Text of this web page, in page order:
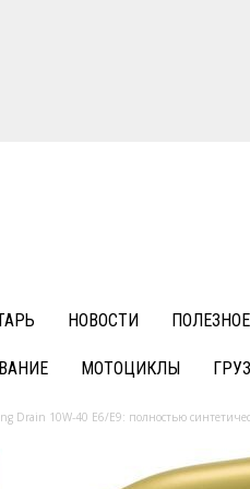
НОВОСТИ ПОЛЕЗНОЕ
МОТОЦИКЛЫ
Drain 10W-40 Е6/Е9: полностью